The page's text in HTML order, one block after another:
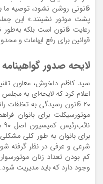
قانونی روشن نشود، توصیه ما
پشت موتور نشینند.» این
رعایت قانون است بلکه
قوانین برای رفع ابهامات و
لایحه صدور
سید کاظم دلخوش، معاون
اعلام کرد که لایحه‌ای به
۲۰ قانون رسیدگی به تخلفات
موتورسیکلت برای بانوان
برای بانوان به طور کلی مشکلی
شرعی و عرفی در نظر گرفته
کم بودن تعداد زنان
وجود دارد که باید مدیریت شود.